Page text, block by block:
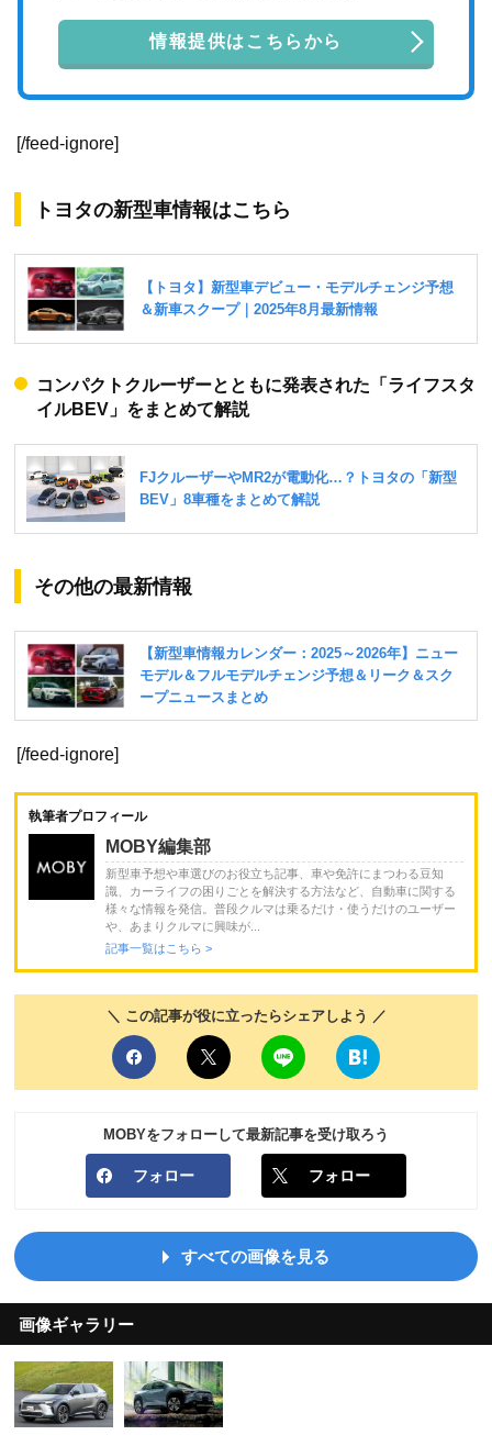
情報提供はこちらから
[/feed-ignore]
トヨタの新型車情報はこちら
コンパクトクルーザーとともに発表された「ライフスタ
イルBEV」をまとめて解説
その他の最新情報
[/feed-ignore]
執筆者プロフィール
MOBY編集部
新型車予想や車選びのお役立ち記事、車や免許にまつわる豆知
識、カーライフの困りごとを解決する方法など、自動車に関する
様々な情報を発信。普段クルマは乗るだけ・使うだけのユーザー
や、あまりクルマに興味が...
記事一覧はこちら >
＼ この記事が役に立ったらシェアしよう ／
MOBYをフォローして最新記事を受け取ろう
フォロー フォロー
すべての画像を見る
画像ギャラリー